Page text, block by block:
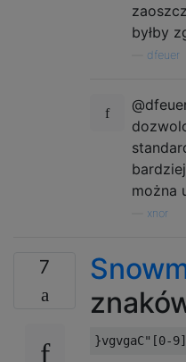
byłby
dfeuer
można
xnor
7